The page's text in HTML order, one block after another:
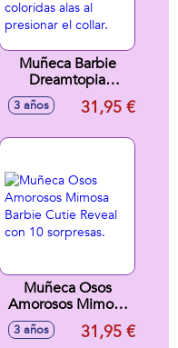
Muñeca Barbie
Dreamtopia
Mariposa Bailarina.
La falda se
3 años 31,95 €
Muñeca Osos
Amorosos Mimosa
Barbie Cutie Reveal
con 10 sorpresas.
3 años 31,95 €